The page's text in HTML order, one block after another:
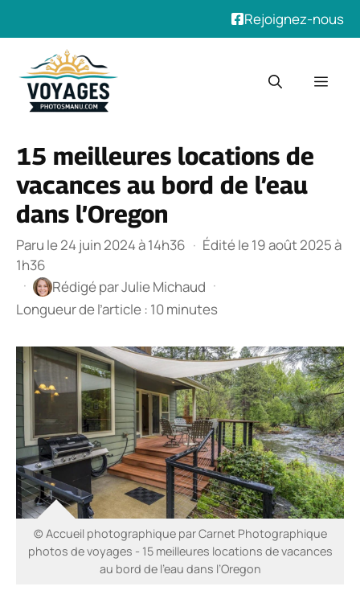
Rejoignez-nous
contenu
15 meilleures locations de
vacances au bord de l’eau
dans l’Oregon
Paru le 24 juin 2024 à 14h36 · Édité le 19 août 2025 à
1h36
·
Rédigé parJulie Michaud ·
Longueur de l’article : 10 minutes
© Accueil photographique par Carnet Photographique
photos de voyages - 15 meilleures locations de vacances
au bord de l’eau dans l’Oregon